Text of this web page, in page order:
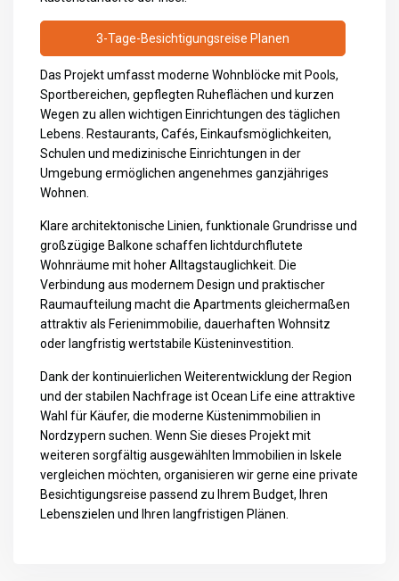
3-Tage-Besichtigungsreise Planen
Das Projekt umfasst moderne Wohnblöcke mit Pools,
Sportbereichen, gepflegten Ruheflächen und kurzen
Wegen zu allen wichtigen Einrichtungen des täglichen
Lebens. Restaurants, Cafés, Einkaufsmöglichkeiten,
Schulen und medizinische Einrichtungen in der
Umgebung ermöglichen angenehmes ganzjähriges
Wohnen.
Klare architektonische Linien, funktionale Grundrisse und
großzügige Balkone schaffen lichtdurchflutete
Wohnräume mit hoher Alltagstauglichkeit. Die
Verbindung aus modernem Design und praktischer
Raumaufteilung macht die Apartments gleichermaßen
attraktiv als Ferienimmobilie, dauerhaften Wohnsitz
oder langfristig wertstabile Küsteninvestition.
Dank der kontinuierlichen Weiterentwicklung der Region
und der stabilen Nachfrage ist Ocean Life eine attraktive
Wahl für Käufer, die moderne Küstenimmobilien in
Nordzypern suchen. Wenn Sie dieses Projekt mit
weiteren sorgfältig ausgewählten Immobilien in Iskele
vergleichen möchten, organisieren wir gerne eine private
Besichtigungsreise passend zu Ihrem Budget, Ihren
Lebenszielen und Ihren langfristigen Plänen.